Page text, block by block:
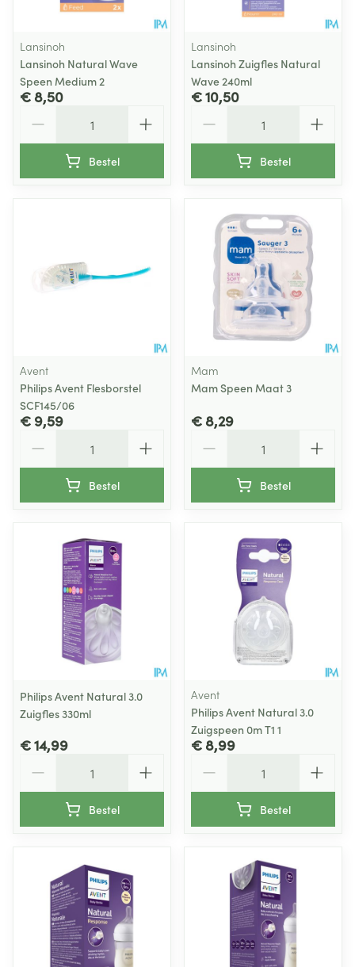
Lansinoh
Lansinoh Natural Wave
Speen Medium 2
€ 8,50
Bestel
Lansinoh
Lansinoh Zuigfles Natural
Wave 240ml
€ 10,50
Bestel
Avent
Philips Avent Flesborstel
SCF145/06
€ 9,59
Bestel
Mam
Mam Speen Maat 3
€ 8,29
Bestel
Philips Avent Natural 3.0
Zuigfles 330ml
€ 14,99
Bestel
Avent
Philips Avent Natural 3.0
Zuigspeen 0m T1 1
€ 8,99
Bestel